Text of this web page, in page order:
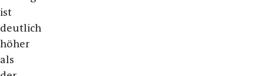
ist
deutlich
höher
als